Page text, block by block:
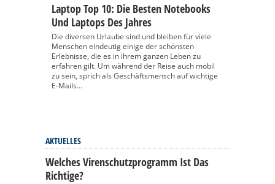
Laptop Top 10: Die Besten Notebooks
Und Laptops Des Jahres
Die diversen Urlaube sind und bleiben für viele
Menschen eindeutig einige der schönsten
Erlebnisse, die es in ihrem ganzen Leben zu
erfahren gilt. Um während der Reise auch mobil
zu sein, sprich als Geschäftsmensch auf wichtige
E-Mails...
AKTUELLES
Welches Virenschutzprogramm Ist Das
Richtige?